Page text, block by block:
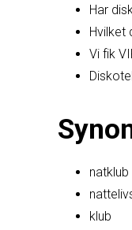
Har
Hvilket
Vi fik
natklub
klub